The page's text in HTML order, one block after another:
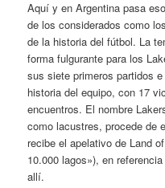
Aquí y en Argentina pasa
de los considerados como
de la historia del fútbol. La
forma fulgurante para los
sus siete primeros partidos
historia del equipo, con 17
encuentros. El nombre
como lacustres, procede de
recibe el apelativo de Land
10.000 lagos»), en
allí.